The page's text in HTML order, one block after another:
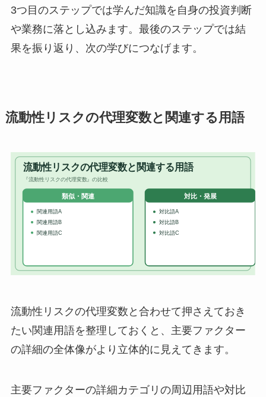
3つ目のステップでは学んだ知識を自身の投資判断
や業務に落とし込みます。最後のステップでは結
果を振り返り、次の学びにつなげます。
流動性リスクの代理変数と関連する用語
流動性リスクの代理変数と合わせて押さえておき
たい関連用語を整理しておくと、主要ファクター
の詳細の全体像がより立体的に見えてきます。
主要ファクターの詳細カテゴリの周辺用語や対比